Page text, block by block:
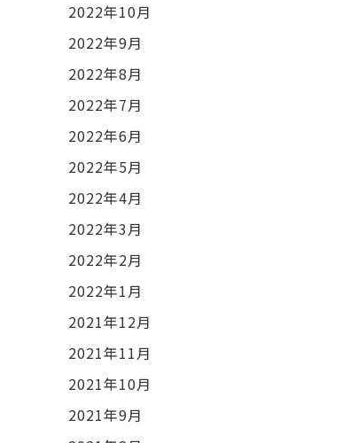
2022年10月
2022年9月
2022年8月
2022年7月
2022年6月
2022年5月
2022年4月
2022年3月
2022年2月
2022年1月
2021年12月
2021年11月
2021年10月
2021年9月